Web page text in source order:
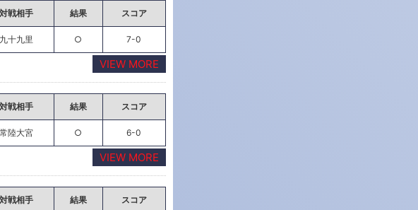
対戦相手 結果 スコア
九十九里 ○ 7-0
VIEW MORE
対戦相手 結果 スコア
常陸大宮 ○ 6-0
VIEW MORE
対戦相手 結果 スコア